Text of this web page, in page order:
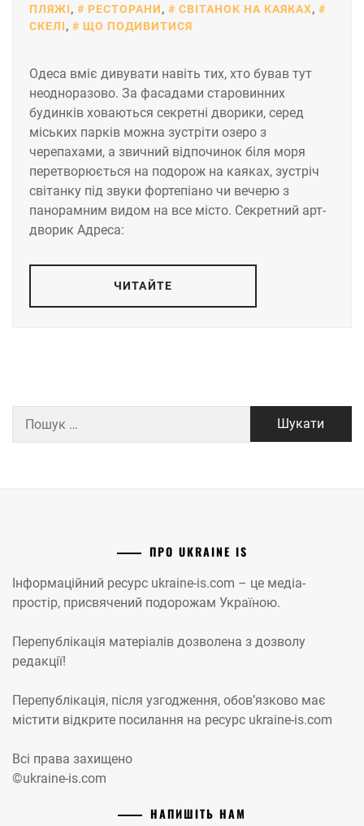
ПЛЯЖІ, РЕСТОРАНИ, СВІТАНОК НА КАЯКАХ,
СКЕЛІ, ЩО ПОДИВИТИСЯ
Одеса вміє дивувати навіть тих, хто бував тут
неодноразово. За фасадами старовинних
будинків ховаються секретні дворики, серед
міських парків можна зустріти озеро з
черепахами, а звичний відпочинок біля моря
перетворюється на подорож на каяках, зустріч
світанку під звуки фортепіано чи вечерю з
панорамним видом на все місто. Секретний арт-
дворик Адреса:
ЧИТАЙТЕ
ПРО UKRAINE IS
Інформаційний ресурс ukraine-is.com – це медіа-
простір, присвячений подорожам Україною.
Перепублікація матеріалів дозволена з дозволу
редакції!
Перепублікація, після узгодження, обов’язково має
містити відкрите посилання на ресурс ukraine-is.com
Всі права захищено
©ukraine-is.com
НАПИШІТЬ НАМ